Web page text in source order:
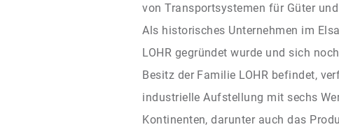
von Transportsystemen für Güter
Als historisches Unternehmen im
LOHR gegründet wurde und sich
Besitz der Familie LOHR befindet,
industrielle Aufstellung mit sechs
Kontinenten, darunter auch das